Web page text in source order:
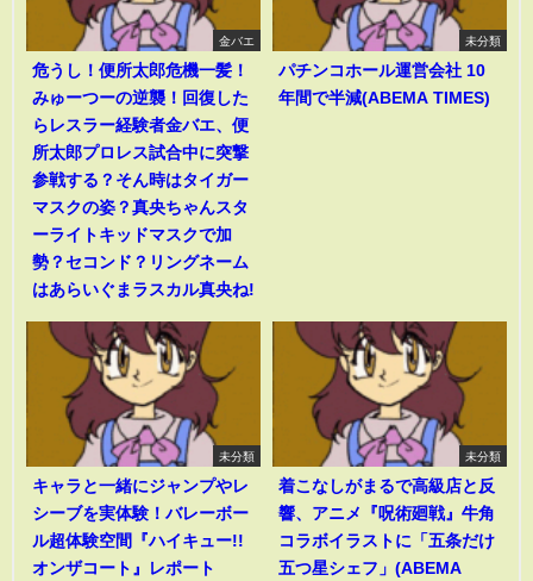
金バエ
危うし！便所太郎危機一髪！
みゅーつーの逆襲！回復した
らレスラー経験者金バエ、便
所太郎プロレス試合中に突撃
参戦する？そん時はタイガー
マスクの姿？真央ちゃんスタ
ーライトキッドマスクで加
勢？セコンド？リングネーム
はあらいぐまラスカル真央ね!
未分類
パチンコホール運営会社 10
年間で半減(ABEMA TIMES)
未分類
キャラと一緒にジャンプやレ
シーブを実体験！バレーボー
ル超体験空間『ハイキュー!!
オンザコート』レポート
未分類
着こなしがまるで高級店と反
響、アニメ『呪術廻戦』牛角
コラボイラストに「五条だけ
五つ星シェフ」(ABEMA